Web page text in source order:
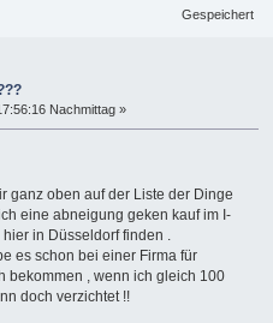
Gespeichert
Nachmittag »
ganz oben auf der Liste der Dinge
eine abneigung geken kauf im I-
in Düsseldorf finden .
es schon bei einer Firma für
bekommen , wenn ich gleich 100
doch verzichtet !!